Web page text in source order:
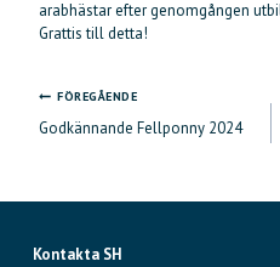
arabhästar efter genomgången
Grattis till detta!
Inläggsnavigering
FÖREGÅENDE
Godkännande Fellponny 2024
Kontakta SH